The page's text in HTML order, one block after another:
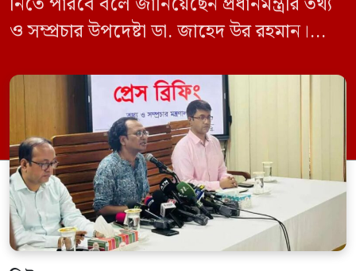
ও সম্প্রচার উপদেষ্টা ডা. জাহেদ উর রহমান।
সম্মেলন কক্ষে এক প্রেস ব্রিফিংয়ে সাংবাদিকদের
এক প্রশ্নের জবাবে তিনি এ কথা বলেন।